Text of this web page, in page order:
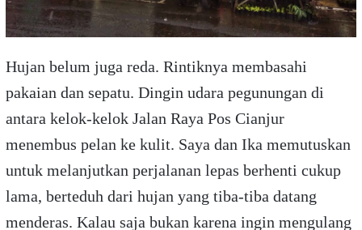
Hujan belum juga reda. Rintiknya membasahi
pakaian dan sepatu. Dingin udara pegunungan di
antara kelok-kelok Jalan Raya Pos Cianjur
menembus pelan ke kulit. Saya dan Ika memutuskan
untuk melanjutkan perjalanan lepas berhenti cukup
lama, berteduh dari hujan yang tiba-tiba datang
menderas. Kalau saja bukan karena ingin mengulang